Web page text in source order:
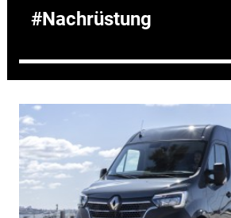
Nachrüstung